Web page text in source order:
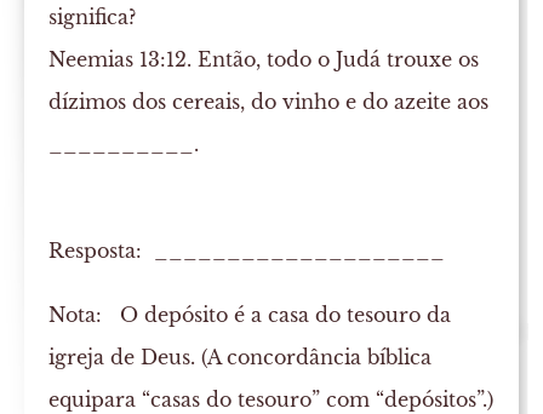
significa?
Neemias 13:12. Então, todo o Judá trouxe os
dízimos dos cereais, do vinho e do azeite aos
__________.
Resposta: ____________________
Nota: O depósito é a casa do tesouro da
igreja de Deus. (A concordância bíblica
equipara “casas do tesouro” com “depósitos”.)